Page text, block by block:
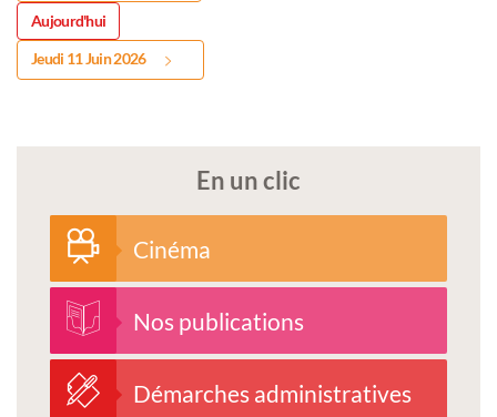
Aujourd'hui
Jeudi 11 Juin 2026
En un clic
Cinéma
Nos publications
Démarches administratives